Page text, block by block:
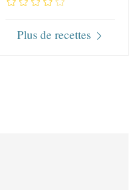
Plus de recettes